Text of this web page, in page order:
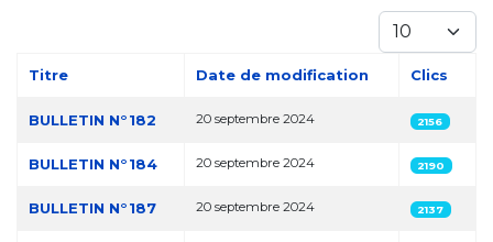
Afficher #
Titre Date de modification Clics
BULLETIN N°182 20 septembre 2024 2156
BULLETIN N°184 20 septembre 2024 2190
BULLETIN N°187 20 septembre 2024 2137